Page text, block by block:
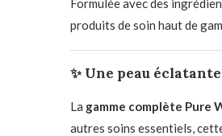
Formulée avec des
produits de soin haut de
✨ Une peau
La gamme complète Pure
autres soins essentiels,